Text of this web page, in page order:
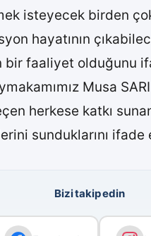
isteyecek birden
hayatının
bir faaliyet olduğunu
Musa
herkese katkı
sunduklarını ifade
Bizi takip edin